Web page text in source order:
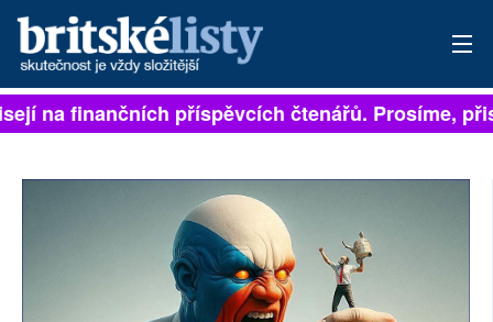
PŘIHLÁSIT
na finančních příspěvcích čtenářů. Prosíme,